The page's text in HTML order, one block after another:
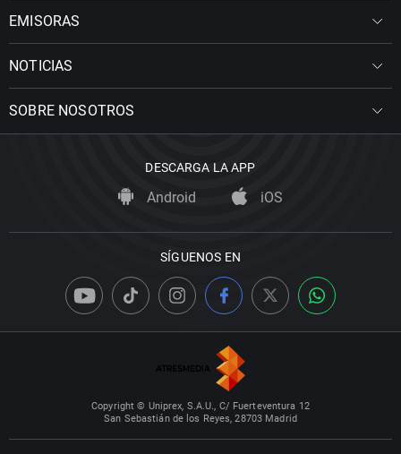
EMISORAS
NOTICIAS
SOBRE NOSOTROS
DESCARGA LA APP
Android iOS
SÍGUENOS EN
Copyright © Uniprex, S.A.U., C/ Fuerteventura 12
San Sebastián de los Reyes, 28703 Madrid